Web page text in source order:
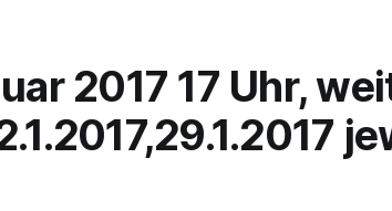
2017 17 Uhr,